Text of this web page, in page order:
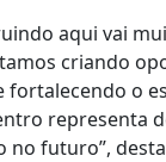
aqui vai
criando
fortalecendo o
representa
no futuro”,